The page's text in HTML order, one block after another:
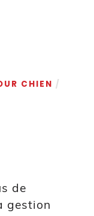
CHIEN
de
gestion